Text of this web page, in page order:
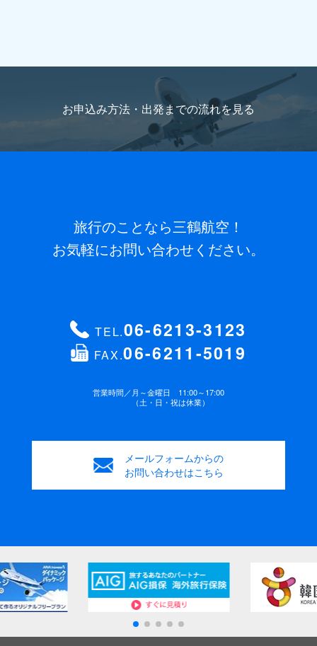
お申込み方法・出発までの流れを見る
旅行のことなら三鶴航空！
お気軽にお問い合わせください。
TEL.06-6213-3123
FAX.06-6211-5019
営業時間／月～金曜日 11:00～17:00
（土・日・祝は休業）
メールフォームからの
お問い合わせはこちら